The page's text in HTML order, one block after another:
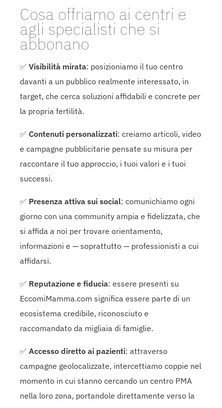
Cosa offriamo ai centri e
agli specialisti che si
abbonano
✅ Visibilità mirata: posizioniamo il tuo centro
davanti a un pubblico realmente interessato, in
target, che cerca soluzioni affidabili e concrete per
la propria fertilità.
✅ Contenuti personalizzati: creiamo articoli, video
e campagne pubblicitarie pensate su misura per
raccontare il tuo approccio, i tuoi valori e i tuoi
successi.
✅ Presenza attiva sui social: comunichiamo ogni
giorno con una community ampia e fidelizzata, che
si affida a noi per trovare orientamento,
informazioni e — soprattutto — professionisti a cui
affidarsi.
✅ Reputazione e fiducia: essere presenti su
EccomiMamma.com significa essere parte di un
ecosistema credibile, riconosciuto e
raccomandato da migliaia di famiglie.
✅ Accesso diretto ai pazienti: attraverso
campagne geolocalizzate, intercettiamo coppie nel
momento in cui stanno cercando un centro PMA
nella loro zona, portandole direttamente verso la